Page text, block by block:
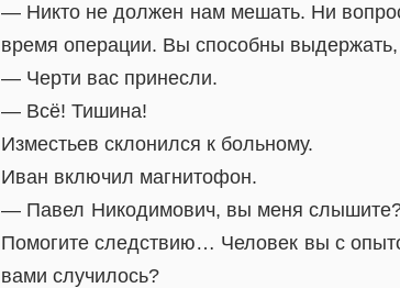
— Никто не должен нам мешать. Ни
время операции. Вы способны
— Черти вас принесли.
— Всё! Тишина!
Изместьев склонился к больному.
Иван включил магнитофон.
— Павел Никодимович, вы меня
Помогите следствию… Человек вы с
вами случилось?